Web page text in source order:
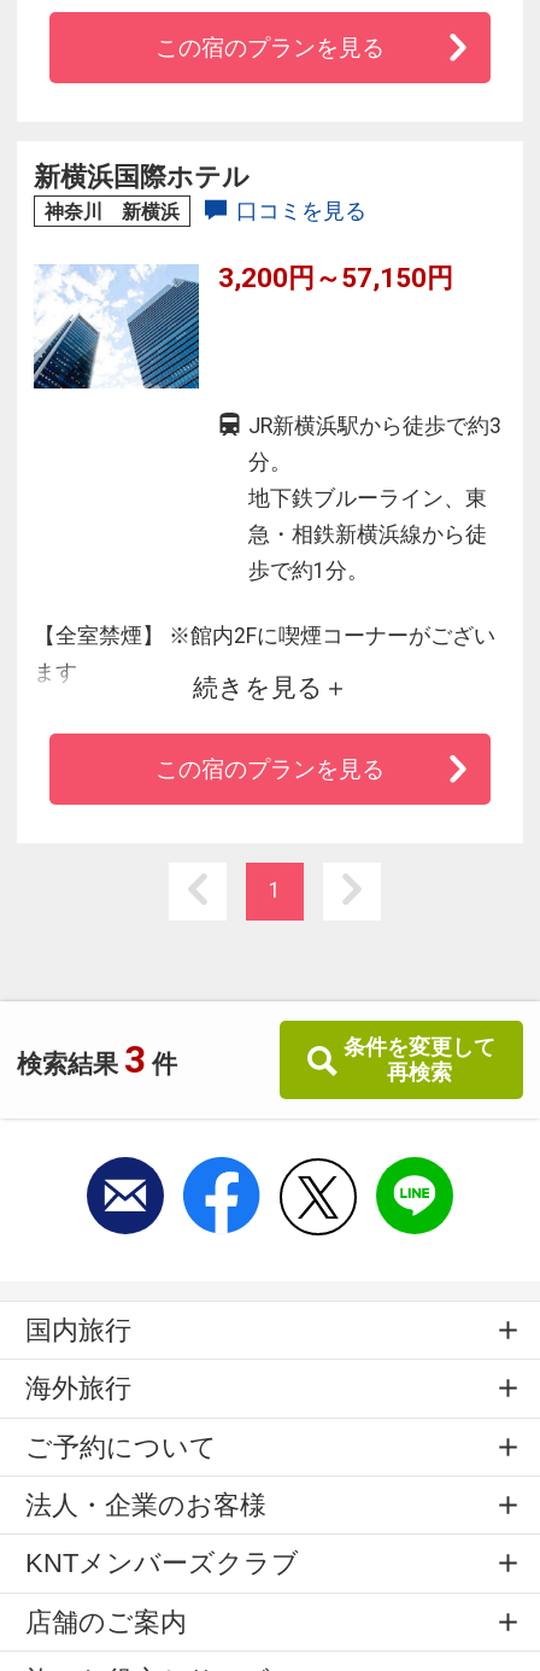
検索結果 3 件
条件を変更して
再検索
客様の特別なお時間の為に、真心を込めたサー
ビスをご用意しております。
この宿のプランを見る
新横浜国際ホテル
神奈川 新横浜 口コミを見る
3,200円～57,150円
JR新横浜駅から徒歩で約3
分。
地下鉄ブルーライン、東
急・相鉄新横浜線から徒
歩で約1分。
【全室禁煙】 ※館内2Fに喫煙コーナーがござい
ます
駅近・アクセス最高！ 2023年3月東急新横浜
線・相鉄新横浜線 新路線開業！
～新横浜から渋谷まで最速25分～
続きを見る
この宿のプランを見る
1
国内旅行
海外旅行
ご予約について
法人・企業のお客様
KNTメンバーズクラブ
店舗のご案内